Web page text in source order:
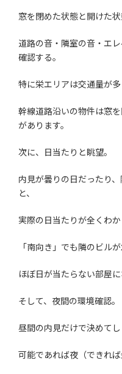
窓を閉めた状態と開けた状
道路の音・隣室の音・エ
確認する。
特に栄エリアは交通量が多
幹線道路沿いの物件は窓
があります。
次に、日当たりと眺望。
内見が曇りの日だったり
と、
実際の日当たりが全くわか
「南向き」でも隣のビル
ほぼ日が当たらない部屋に
そして、夜間の環境確認。
昼間の内見だけで決めて
可能であれば夜（できれ